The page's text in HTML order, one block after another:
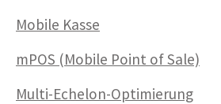
Mobile Kasse
mPOS (Mobile Point of Sale)
Multi-Echelon-Optimierung